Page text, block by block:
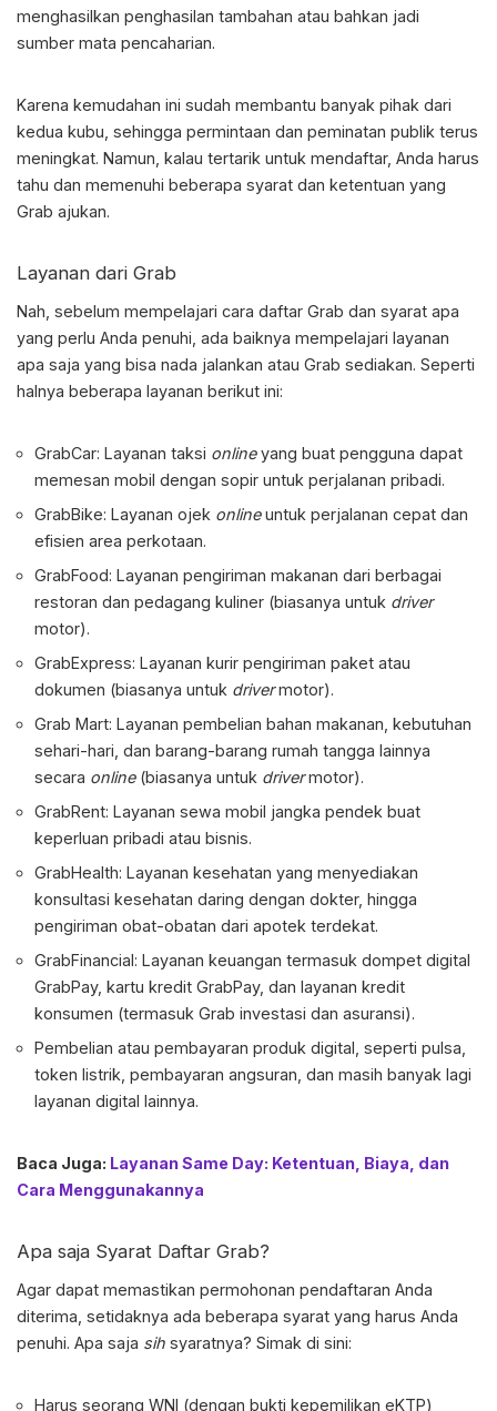
menghasilkan penghasilan tambahan atau bahkan jadi
sumber mata pencaharian.
Karena kemudahan ini sudah membantu banyak pihak dari
kedua kubu, sehingga permintaan dan peminatan publik terus
meningkat. Namun, kalau tertarik untuk mendaftar, Anda harus
tahu dan memenuhi beberapa syarat dan ketentuan yang
Grab ajukan.
Layanan dari Grab
Nah, sebelum mempelajari cara daftar Grab dan syarat apa
yang perlu Anda penuhi, ada baiknya mempelajari layanan
apa saja yang bisa nada jalankan atau Grab sediakan. Seperti
halnya beberapa layanan berikut ini:
GrabCar: Layanan taksi onlineyang buat pengguna dapat
memesan mobil dengan sopir untuk perjalanan pribadi.
GrabBike: Layanan ojek onlineuntuk perjalanan cepat dan
efisien area perkotaan.
GrabFood: Layanan pengiriman makanan dari berbagai
restoran dan pedagang kuliner (biasanya untuk driver
motor).
GrabExpress: Layanan kurir pengiriman paket atau
dokumen (biasanya untuk drivermotor).
Grab Mart: Layanan pembelian bahan makanan, kebutuhan
sehari-hari, dan barang-barang rumah tangga lainnya
secara online(biasanya untuk drivermotor).
GrabRent: Layanan sewa mobil jangka pendek buat
keperluan pribadi atau bisnis.
GrabHealth: Layanan kesehatan yang menyediakan
konsultasi kesehatan daring dengan dokter, hingga
pengiriman obat-obatan dari apotek terdekat.
GrabFinancial: Layanan keuangan termasuk dompet digital
GrabPay, kartu kredit GrabPay, dan layanan kredit
konsumen (termasuk Grab investasi dan asuransi).
Pembelian atau pembayaran produk digital, seperti pulsa,
token listrik, pembayaran angsuran, dan masih banyak lagi
layanan digital lainnya.
Baca Juga: Layanan Same Day: Ketentuan, Biaya, dan
Cara Menggunakannya
Apa saja Syarat Daftar Grab?
Agar dapat memastikan permohonan pendaftaran Anda
diterima, setidaknya ada beberapa syarat yang harus Anda
penuhi. Apa saja sih syaratnya? Simak di sini:
Harus seorang WNI (dengan bukti kepemilikan eKTP)